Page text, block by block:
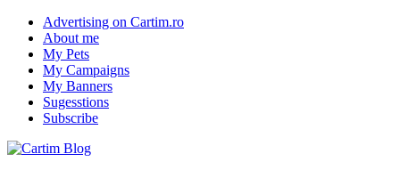
Advertising on Cartim.ro
About me
My Pets
My Campaigns
My Banners
Sugesstions
Subscribe